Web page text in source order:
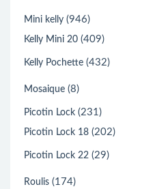
Mini kelly (946)
Kelly Mini 20 (409)
Kelly Pochette (432)
Mosaique (8)
Picotin Lock (231)
Picotin Lock 18 (202)
Picotin Lock 22 (29)
Roulis (174)